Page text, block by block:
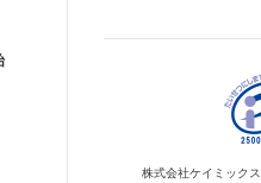
株式会社ケイミックス